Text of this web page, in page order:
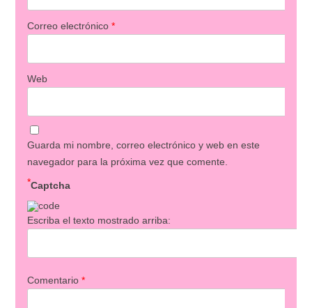
Correo electrónico *
Web
Guarda mi nombre, correo electrónico y web en este
navegador para la próxima vez que comente.
Captcha
*
Escriba el texto mostrado arriba:
Comentario *